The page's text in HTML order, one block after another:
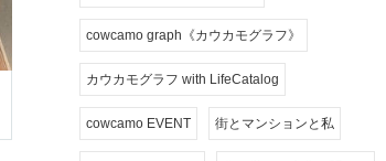
cowcamo graph《カウカモグラフ》
カウカモグラフ with LifeCatalog
cowcamo EVENT 街とマンションと私